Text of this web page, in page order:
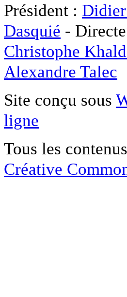
Président :
Dasquié -
Christophe
Alexandre Talec
Site conçu sous
ligne
Tous les
Créative